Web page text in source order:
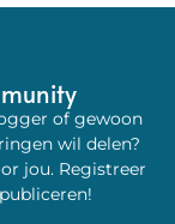
of gewoon
wil delen?
jou. Registreer